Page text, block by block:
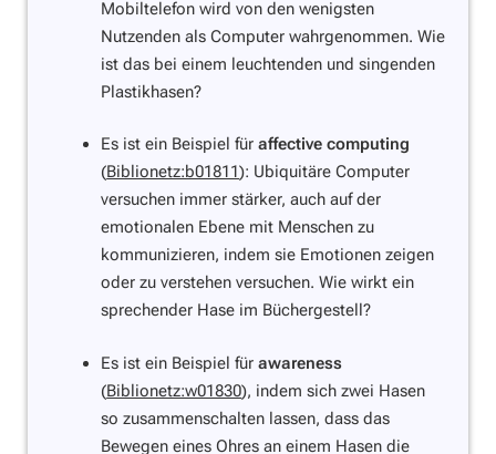
Mobiltelefon wird von den wenigsten
Nutzenden als Computer wahrgenommen. Wie
ist das bei einem leuchtenden und singenden
Plastikhasen?
Es ist ein Beispiel füraffective computing
(Biblionetz:b01811): Ubiquitäre Computer
versuchen immer stärker, auch auf der
emotionalen Ebene mit Menschen zu
kommunizieren, indem sie Emotionen zeigen
oder zu verstehen versuchen. Wie wirkt ein
sprechender Hase im Büchergestell?
Es ist ein Beispiel fürawareness
(Biblionetz:w01830), indem sich zwei Hasen
so zusammenschalten lassen, dass das
Bewegen eines Ohres an einem Hasen die